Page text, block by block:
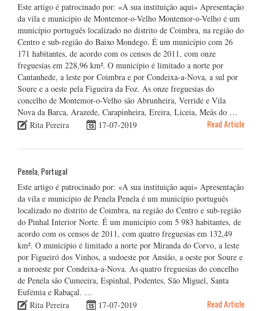
Este artigo é patrocinado por: «A sua instituição aqui» Apresentação
da vila e município de Montemor-o-Velho Montemor-o-Velho é um
município português localizado no distrito de Coimbra, na região do
Centro e sub-região do Baixo Mondego. É um município com 26
171 habitantes, de acordo com os censos de 2011, com onze
freguesias em 228,96 km². O município é limitado a norte por
Cantanhede, a leste por Coimbra e por Condeixa-a-Nova, a sul por
Soure e a oeste pela Figueira da Foz. As onze freguesias do
concelho de Montemor-o-Velho são Abrunheira, Verride e Vila
Nova da Barca, Arazede, Carapinheira, Ereira, Liceia, Meãs do …
Rita Pereira
17-07-2019 Read Article
Penela, Portugal
Este artigo é patrocinado por: «A sua instituição aqui» Apresentação
da vila e município de Penela Penela é um município português
localizado no distrito de Coimbra, na região do Centro e sub-região
do Pinhal Interior Norte. É um município com 5 983 habitantes, de
acordo com os censos de 2011, com quatro freguesias em 132,49
km². O município é limitado a norte por Miranda do Corvo, a leste
por Figueiró dos Vinhos, a sudoeste por Ansião, a oeste por Soure e
a noroeste por Condeixa-a-Nova. As quatro freguesias do concelho
de Penela são Cumeeira, Espinhal, Podentes, São Miguel, Santa
Eufémia e Rabaçal. …
Rita Pereira
17-07-2019 Read Article